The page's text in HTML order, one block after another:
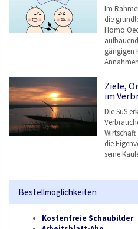
Im
die
Homo
gängigen
Ziele,
im
Die SuS
die
seine
Bestellmöglichkeiten
Kostenfreie Schaubilder